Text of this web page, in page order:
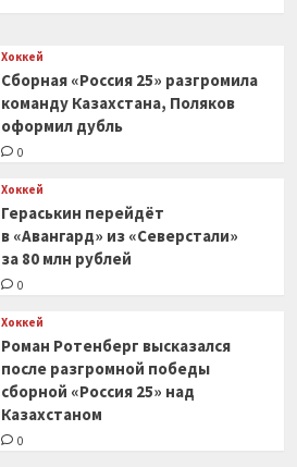
Хоккей
Сборная «Россия 25» разгромила
команду Казахстана, Поляков
оформил дубль
0
Хоккей
Гераськин перейдёт
в «Авангард» из «Северстали»
за 80 млн рублей
0
Хоккей
Роман Ротенберг высказался
после разгромной победы
сборной «Россия 25» над
Казахстаном
0